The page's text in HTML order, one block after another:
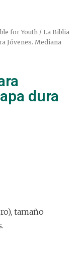
for Youth / La Biblia
Jóvenes. Mediana
dura
tamaño